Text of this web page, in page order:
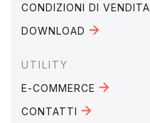
CONDIZIONI DI VENDITA
DOWNLOAD
UTILITY
E-COMMERCE
CONTATTI